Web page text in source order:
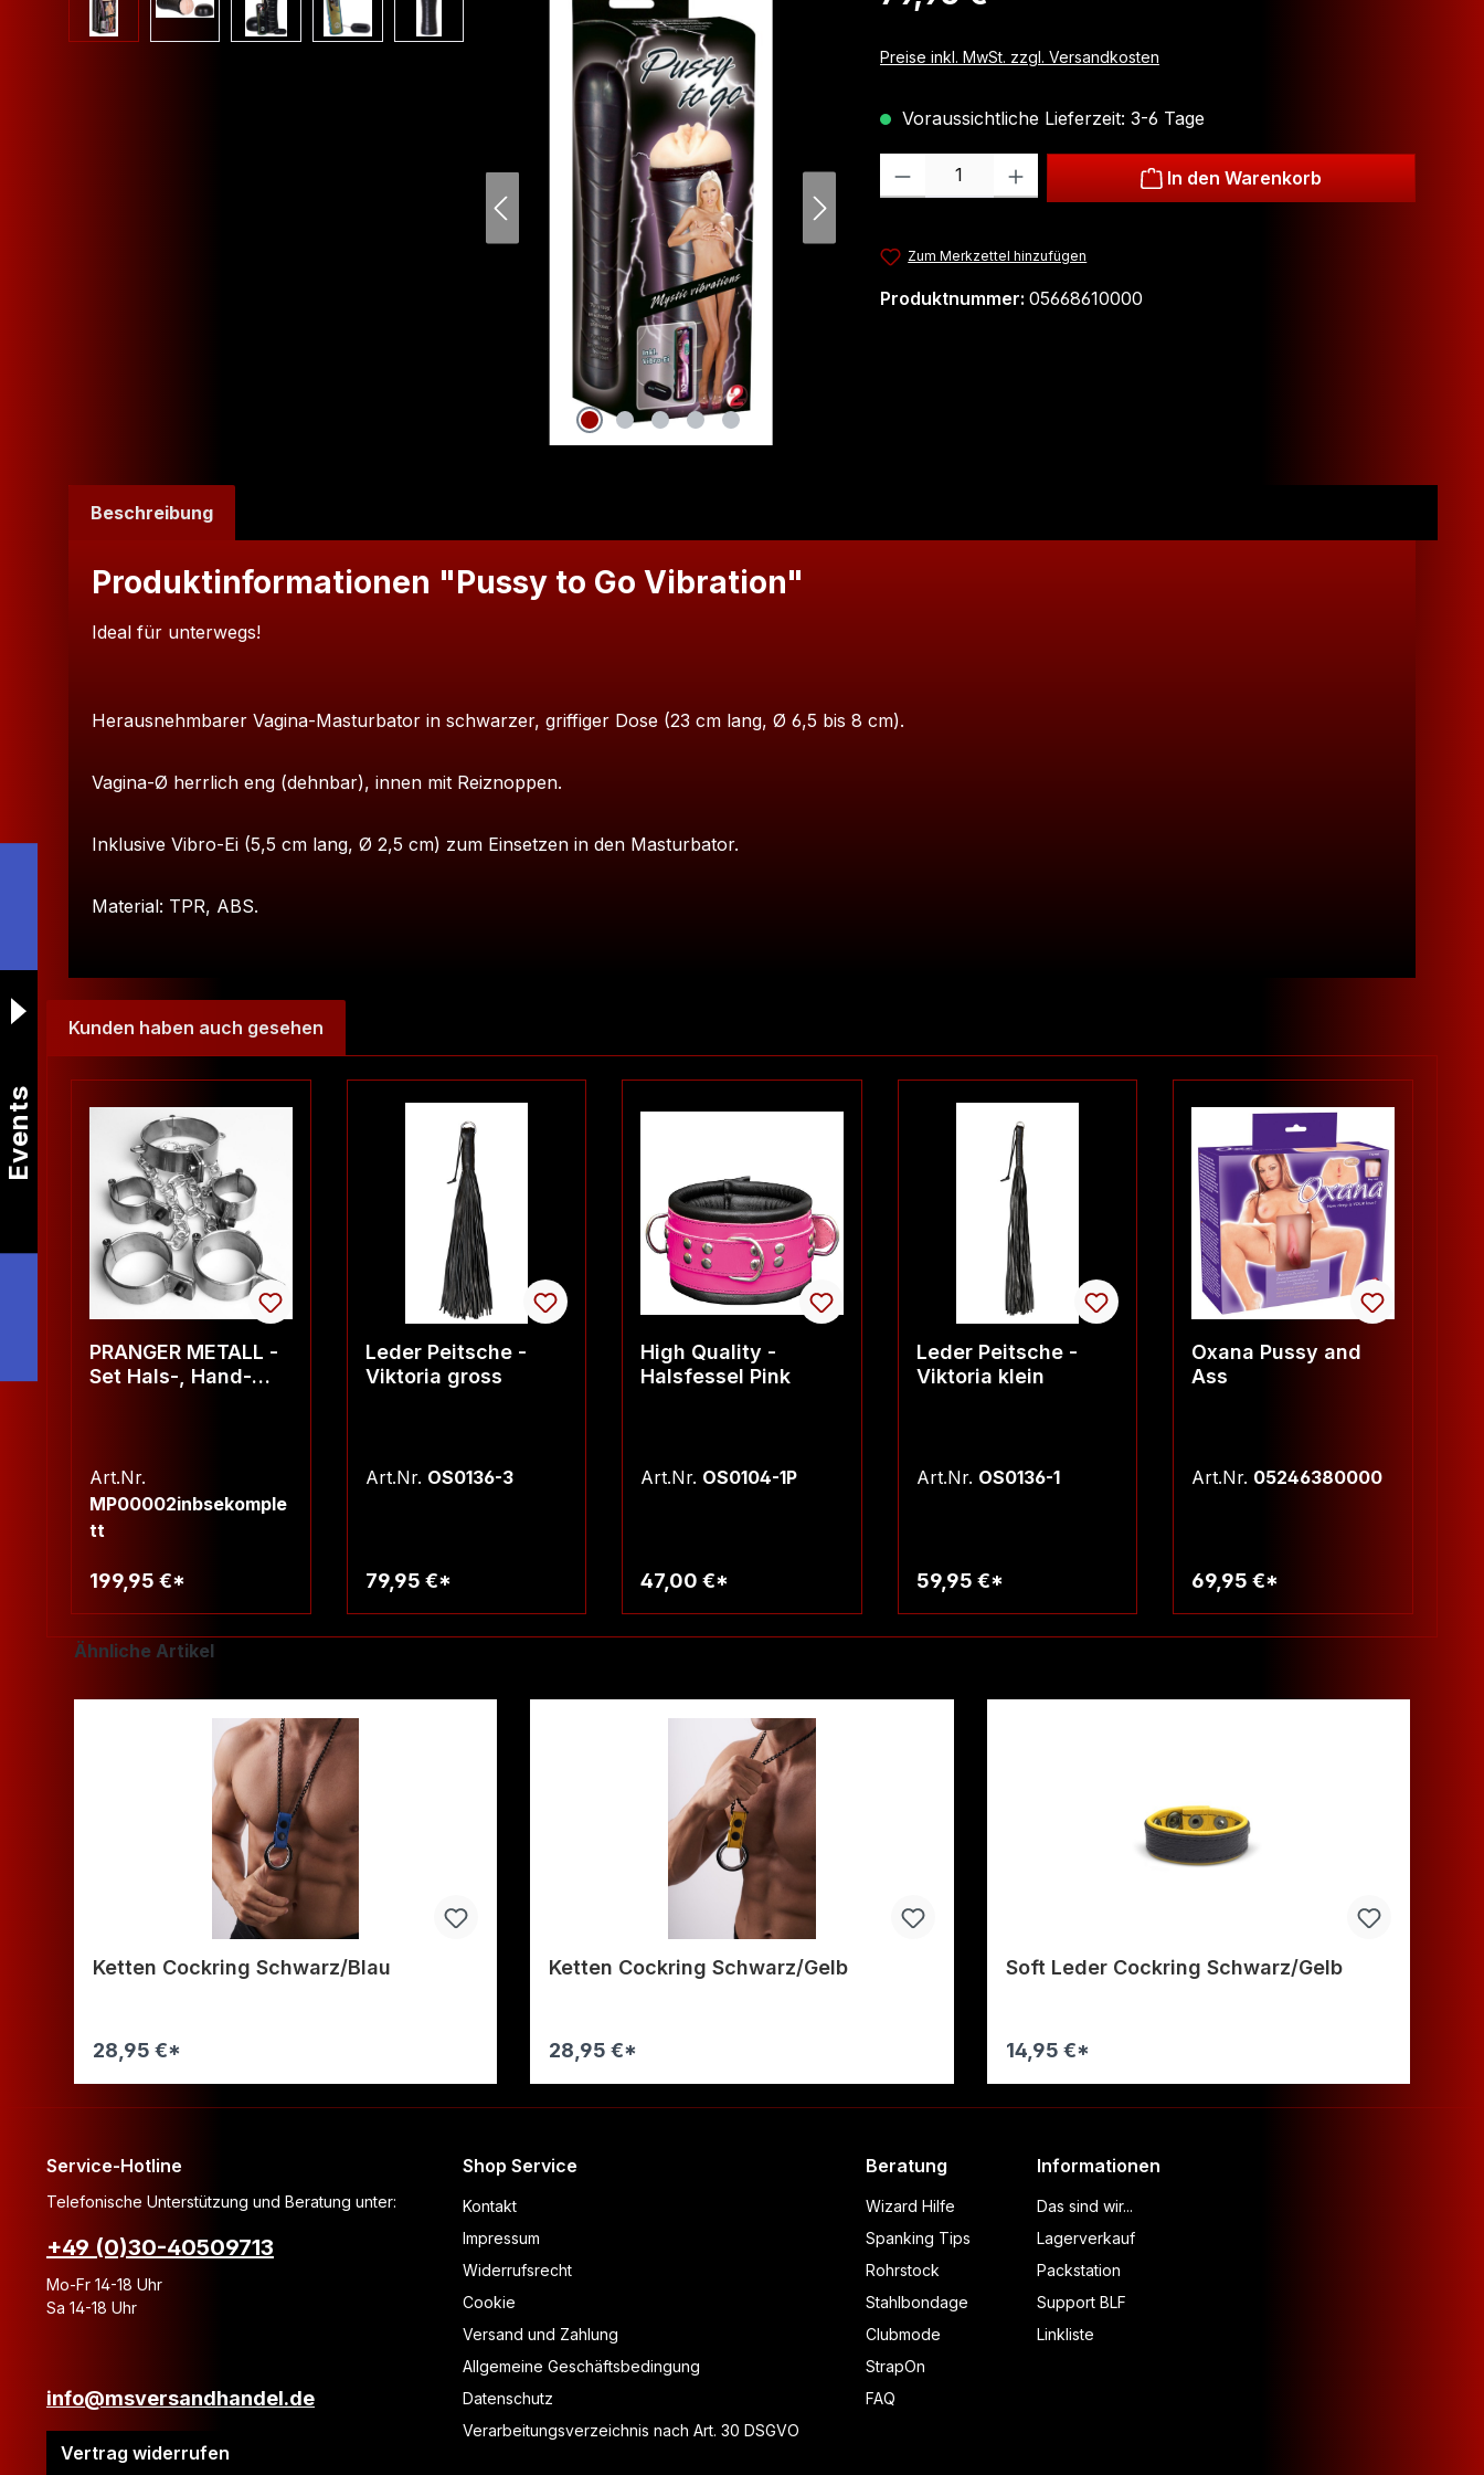
Preise inkl. MwSt. zzgl. Versandkosten
Voraussichtliche Lieferzeit: 3-6 Tage
Produkt Anzahl: Gib den gewünschten Wert ein oder benutze die Schaltflächen
In den Warenkorb
Zum Merkzettel hinzufügen
Produktnummer: 05668610000
Beschreibung
Produktinformationen "Pussy to Go Vibration"
Ideal für unterwegs!
Herausnehmbarer Vagina-Masturbator in schwarzer, griffiger Dose (23 cm lang, Ø 6,5 bis 8 cm).
Vagina-Ø herrlich eng (dehnbar), innen mit Reiznoppen.
Inklusive Vibro-Ei (5,5 cm lang, Ø 2,5 cm) zum Einsetzen in den Masturbator.
Material: TPR, ABS.
Kunden haben auch gesehen
PRANGER METALL -
Set Hals-, Hand-
Art.Nr.
MP00002inbsekomple
tt
199,95 €*
Leder Peitsche -
Viktoria gross
Art.Nr. OS0136-3
79,95 €*
High Quality -
Halsfessel Pink
Art.Nr. OS0104-1P
47,00 €*
Leder Peitsche -
Viktoria klein
Art.Nr. OS0136-1
59,95 €*
Oxana Pussy and
Ass
Art.Nr. 05246380000
69,95 €*
Produktgalerie überspringen
Ähnliche Artikel
Ketten Cockring Schwarz/Blau
28,95 €*
Ketten Cockring Schwarz/Gelb
28,95 €*
Soft Leder Cockring Schwarz/Gelb
14,95 €*
Service-Hotline
Telefonische Unterstützung und Beratung unter:
+49 (0)30-40509713
Mo-Fr 14-18 Uhr
Sa 14-18 Uhr
info@msversandhandel.de
Vertrag widerrufen
Shop Service
Kontakt
Impressum
Widerrufsrecht
Cookie
Versand und Zahlung
Allgemeine Geschäftsbedingung
Datenschutz
Verarbeitungsverzeichnis nach Art. 30 DSGVO
Beratung
Wizard Hilfe
Spanking Tips
Rohrstock
Stahlbondage
Clubmode
StrapOn
FAQ
Informationen
Das sind wir...
Lagerverkauf
Packstation
Support BLF
Linkliste
Events